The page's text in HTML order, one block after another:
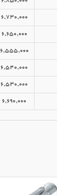
۶,۷۳۰,۰۰۰
۶,۶۵۰,۰۰۰
۶,۵۵۵,۰۰۰
۶,۵۴۰,۰۰۰
۶,۵۳۰,۰۰۰
۶,۶۹۰,۰۰۰